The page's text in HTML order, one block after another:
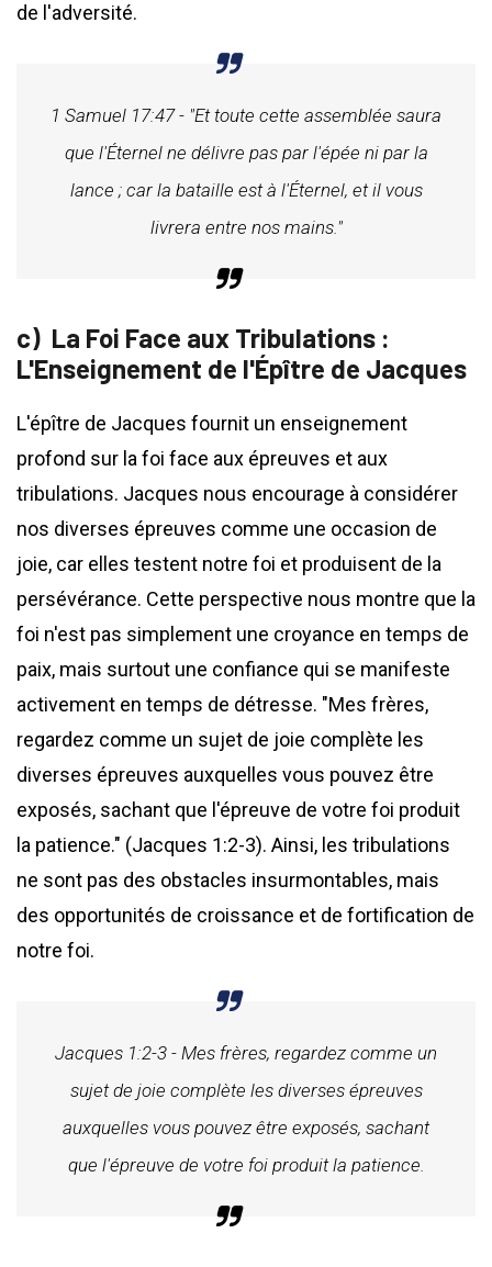
de l'adversité.
1 Samuel 17:47 - "Et toute cette assemblée saura
que l'Éternel ne délivre pas par l'épée ni par la
lance ; car la bataille est à l'Éternel, et il vous
livrera entre nos mains."
La Foi Face aux Tribulations :
L'Enseignement de l'Épître de Jacques
L'épître de Jacques fournit un enseignement
profond sur la foi face aux épreuves et aux
tribulations. Jacques nous encourage à considérer
nos diverses épreuves comme une occasion de
joie, car elles testent notre foi et produisent de la
persévérance. Cette perspective nous montre que la
foi n'est pas simplement une croyance en temps de
paix, mais surtout une confiance qui se manifeste
activement en temps de détresse. "Mes frères,
regardez comme un sujet de joie complète les
diverses épreuves auxquelles vous pouvez être
exposés, sachant que l'épreuve de votre foi produit
la patience." (Jacques 1:2-3). Ainsi, les tribulations
ne sont pas des obstacles insurmontables, mais
des opportunités de croissance et de fortification de
notre foi.
Jacques 1:2-3 - Mes frères, regardez comme un
sujet de joie complète les diverses épreuves
auxquelles vous pouvez être exposés, sachant
que l'épreuve de votre foi produit la patience.